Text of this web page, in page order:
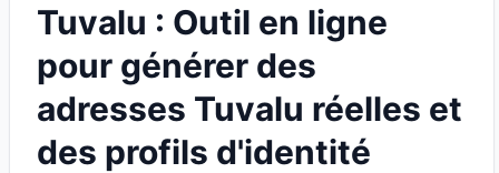
Tuvalu : Outil en ligne
pour générer des
adresses Tuvalu réelles et
des profils d'identité